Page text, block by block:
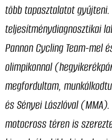
több tapasztalatot gyűjteni.
teljesítménydiagnosztikai
Pannon Cycling Team-mel
olimpikonnal
megfordultam,
és Sényei Lászlóval
motocross téren is